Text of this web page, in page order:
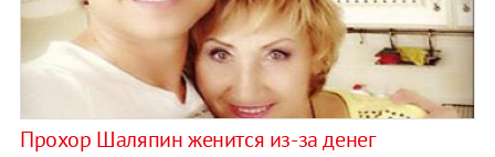
Прохор Шаляпин женится из-за денег